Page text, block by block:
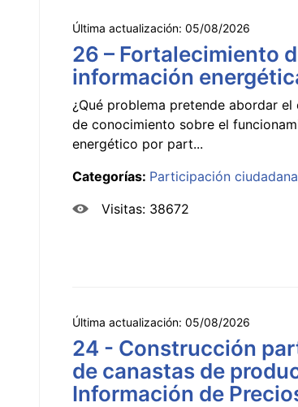
Última actualización: 05/08/2026
26 – Fortalecimiento
información
¿Qué problema pretende abordar
de conocimiento sobre el
energético por part...
Categorías: Participación ciudadana
Visitas: 38672
Última actualización: 05/08/2026
24 - Construcción
de canastas de
Información de